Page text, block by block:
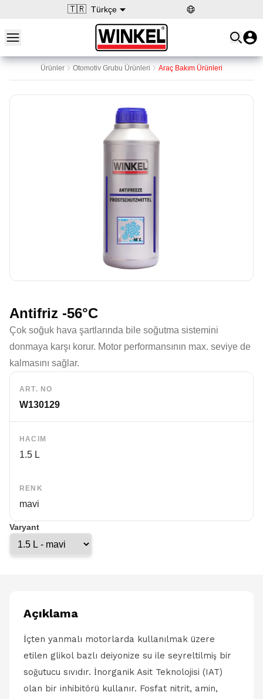
🇹🇷 Türkçe
Open main menu
Winkel
Ürünler Otomotiv Grubu Ürünleri Araç Bakım Ürünleri
Antifriz -56°C
Çok soğuk hava şartlarında bile soğutma sistemini
donmaya karşı korur. Motor performansının max. seviye de
kalmasını sağlar.
ART. NO
W130129
HACIM
1.5 L
RENK
mavi
Varyant
Açıklama
İçten yanmalı motorlarda kullanılmak üzere
etilen glikol bazlı deiyonize su ile seyreltilmiş bir
soğutucu sıvıdır. İnorganik Asit Teknolojisi (IAT)
olan bir inhibitörü kullanır. Fosfat nitrit, amin,